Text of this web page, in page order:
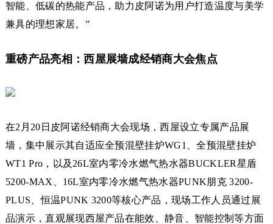
智能、低碳的热能产品，助力皮阿诺为用户打造温度与美学
兼具的理想家居。”
重磅产品亮相：西屋展墙成经销商大会焦点
在2月20日皮阿诺经销商大会现场，西屋设立专属产品展
墙，集中展示其自适应全预混壁挂炉WG1、全预混壁挂炉
WT1 Pro，以及26L室内零冷水燃气热水器BUCKLER星盾
5200-MAX、16L室内零冷水燃气热水器PUNK朋克 3200-
PLUS、恒温PUNK 3200等核心产品，现场工作人员通过展
品演示，直观展现西屋产品在能效、静音、智能控制等方面